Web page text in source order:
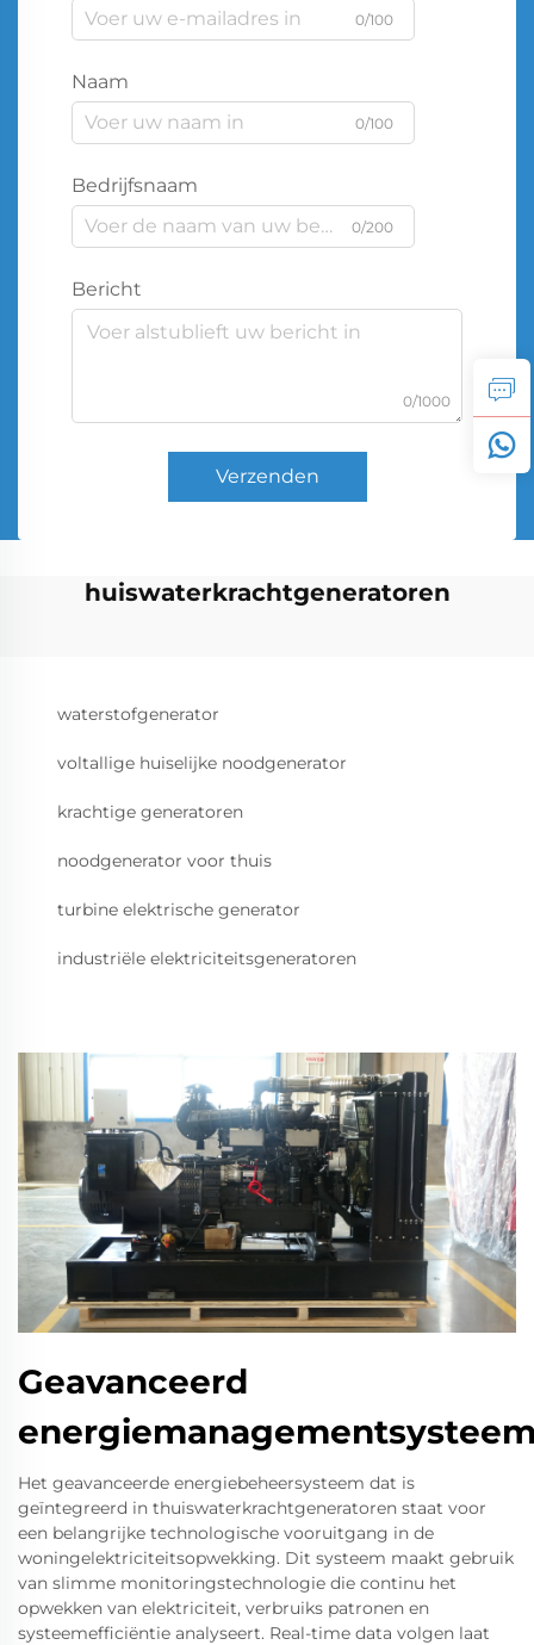
0/100
Naam
0/100
Bedrijfsnaam
0/200
Bericht
0/1000
Verzenden
huiswaterkrachtgeneratoren
waterstofgenerator
voltallige huiselijke noodgenerator
krachtige generatoren
noodgenerator voor thuis
turbine elektrische generator
industriële elektriciteitsgeneratoren
Geavanceerd
Het geavanceerde energiebeheersysteem dat is
geïntegreerd in thuiswaterkrachtgeneratoren staat voor
een belangrijke technologische vooruitgang in de
woningelektriciteitsopwekking. Dit systeem maakt gebruik
van slimme monitoringstechnologie die continu het
opwekken van elektriciteit, verbruiks patronen en
systeemefficiëntie analyseert. Real-time data volgen laat